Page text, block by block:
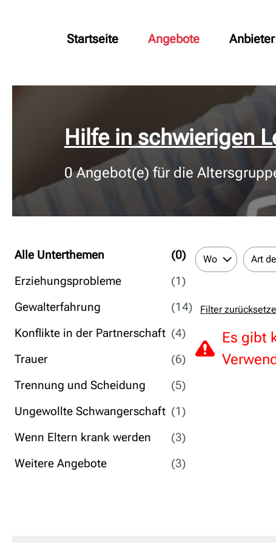
Startseite Angebote
Hilfe in schwierigen
0Angebot(e) für die
Alle Unterthemen
(0)
Erziehungsprobleme
(1)
Gewalterfahrung
(14)
Konflikte in der Partnerschaft (4)
Trauer
(6)
Trennung und Scheidung
(5)
Ungewollte Schwangerschaft (1)
Wenn Eltern krank werden
(3)
Weitere Angebote
(3)
Wo Art
Filter
Es gibt